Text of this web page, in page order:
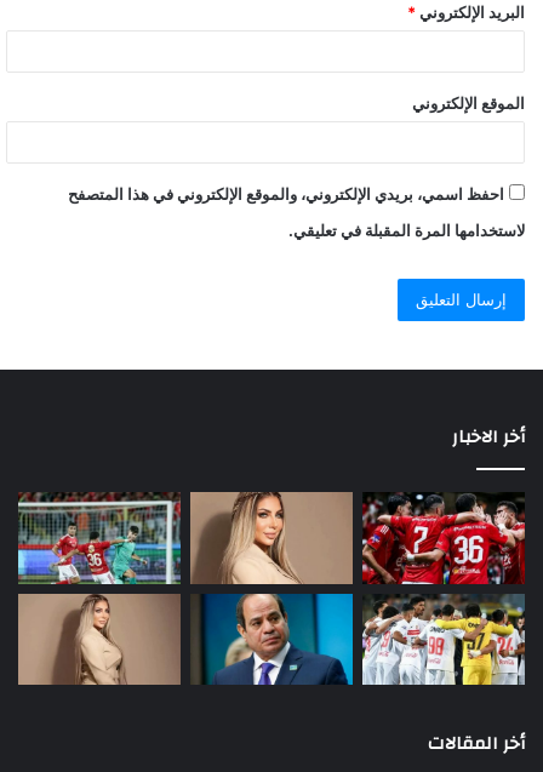
البريد الإلكتروني *
الموقع الإلكتروني
احفظ اسمي، بريدي الإلكتروني، والموقع الإلكتروني في هذا المتصفح
لاستخدامها المرة المقبلة في تعليقي.
أخر الاخبار
أخر المقالات